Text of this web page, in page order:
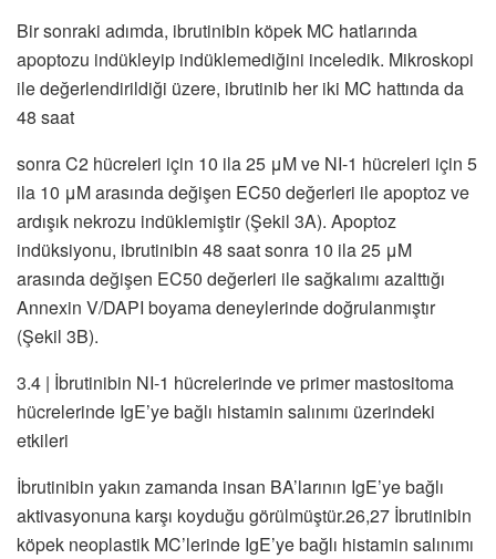
Bir sonraki adımda, ibrutinibin köpek MC hatlarında
apoptozu indükleyip indüklemediğini inceledik. Mikroskopi
ile değerlendirildiği üzere, ibrutinib her iki MC hattında da
48 saat
sonra C2 hücreleri için 10 ila 25 μM ve NI-1 hücreleri için 5
ila 10 μM arasında değişen EC50 değerleri ile apoptoz ve
ardışık nekrozu indüklemiştir (Şekil 3A). Apoptoz
indüksiyonu, ibrutinibin 48 saat sonra 10 ila 25 μM
arasında değişen EC50 değerleri ile sağkalımı azalttığı
Annexin V/DAPI boyama deneylerinde doğrulanmıştır
(Şekil 3B).
3.4 | İbrutinibin NI-1 hücrelerinde ve primer mastositoma
hücrelerinde IgE’ye bağlı histamin salınımı üzerindeki
etkileri
İbrutinibin yakın zamanda insan BA’larının IgE’ye bağlı
aktivasyonuna karşı koyduğu görülmüştür.26,27 İbrutinibin
köpek neoplastik MC’lerinde IgE’ye bağlı histamin salınımı